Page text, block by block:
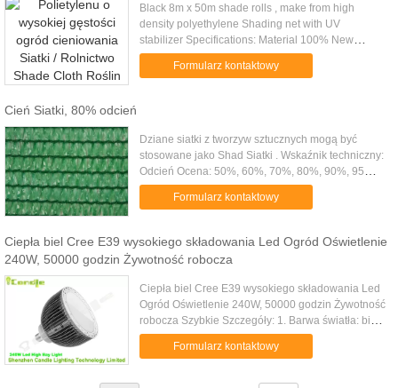
Black 8m x 50m shade rolls , make from high
density polyethylene Shading net with UV
stabilizer Specifications: Material 100% New
HDPE +UV stabilized Weight 35gsm-380gsm On
request Shade rate 10%-99% Net width ...
Formularz kontaktowy
Cień Siatki, 80% odcień
Dziane siatki z tworzyw sztucznych mogą być
stosowane jako Shad Siatki . Wskaźnik techniczny:
Odcień Ocena: 50%, 60%, 70%, 80%, 90%, 95%.
Materiał: HDPE, aluminium Gazy, Poliester Gazy.
Anty-UV chronią ...
Formularz kontaktowy
Ciepła biel Cree E39 wysokiego składowania Led Ogród Oświetlenie
240W, 50000 godzin Żywotność robocza
Ciepła biel Cree E39 wysokiego składowania Led
Ogród Oświetlenie 240W, 50000 godzin Żywotność
robocza Szybkie Szczegóły: 1. Barwa światła: biała
ciepła 2. Całkowite zniekształcenia harmoniczne: ≤
10% 3. ...Formularz kontaktowy